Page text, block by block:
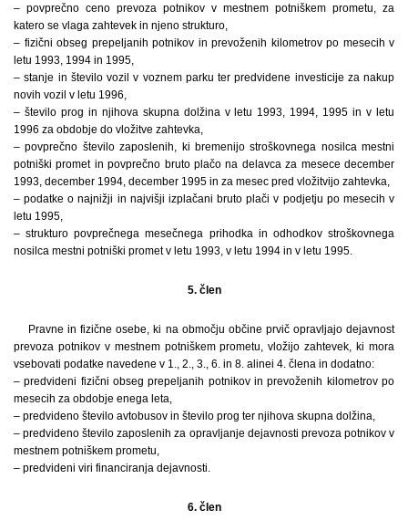
– povprečno ceno prevoza potnikov v mestnem potniškem prometu, za
katero se vlaga zahtevek in njeno strukturo,
– fizični obseg prepeljanih potnikov in prevoženih kilometrov po mesecih v
letu 1993, 1994 in 1995,
– stanje in število vozil v voznem parku ter predvidene investicije za nakup
novih vozil v letu 1996,
– število prog in njihova skupna dolžina v letu 1993, 1994, 1995 in v letu
1996 za obdobje do vložitve zahtevka,
– povprečno število zaposlenih, ki bremenijo stroškovnega nosilca mestni
potniški promet in povprečno bruto plačo na delavca za mesece december
1993, december 1994, december 1995 in za mesec pred vložitvijo zahtevka,
– podatke o najnižji in najvišji izplačani bruto plači v podjetju po mesecih v
letu 1995,
– strukturo povprečnega mesečnega prihodka in odhodkov stroškovnega
nosilca mestni potniški promet v letu 1993, v letu 1994 in v letu 1995.
5. člen
Pravne in fizične osebe, ki na območju občine prvič opravljajo dejavnost
prevoza potnikov v mestnem potniškem prometu, vložijo zahtevek, ki mora
vsebovati podatke navedene v 1., 2., 3., 6. in 8. alinei 4. člena in dodatno:
– predvideni fizični obseg prepeljanih potnikov in prevoženih kilometrov po
mesecih za obdobje enega leta,
– predvideno število avtobusov in število prog ter njihova skupna dolžina,
– predvideno število zaposlenih za opravljanje dejavnosti prevoza potnikov v
mestnem potniškem prometu,
– predvideni viri financiranja dejavnosti.
6. člen